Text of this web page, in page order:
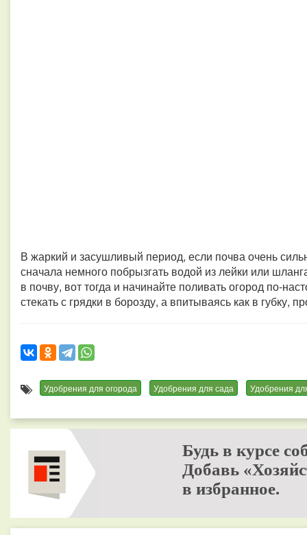
В жаркий и засушливый период, если почва очень
сначала немного побрызгать водой из лейки или
в почву, вот тогда и начинайте поливать огород по-
стекать с грядки в борозду, а впитываясь как в губку,
Удобрения для огорода Удобрения для сада Удобрения
Будь в курсе
Добавь
в избранное.